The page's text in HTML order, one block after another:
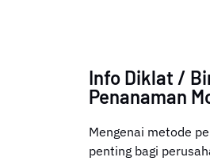
Info Diklat /
Penanaman
Mengenai metode
penting bagi